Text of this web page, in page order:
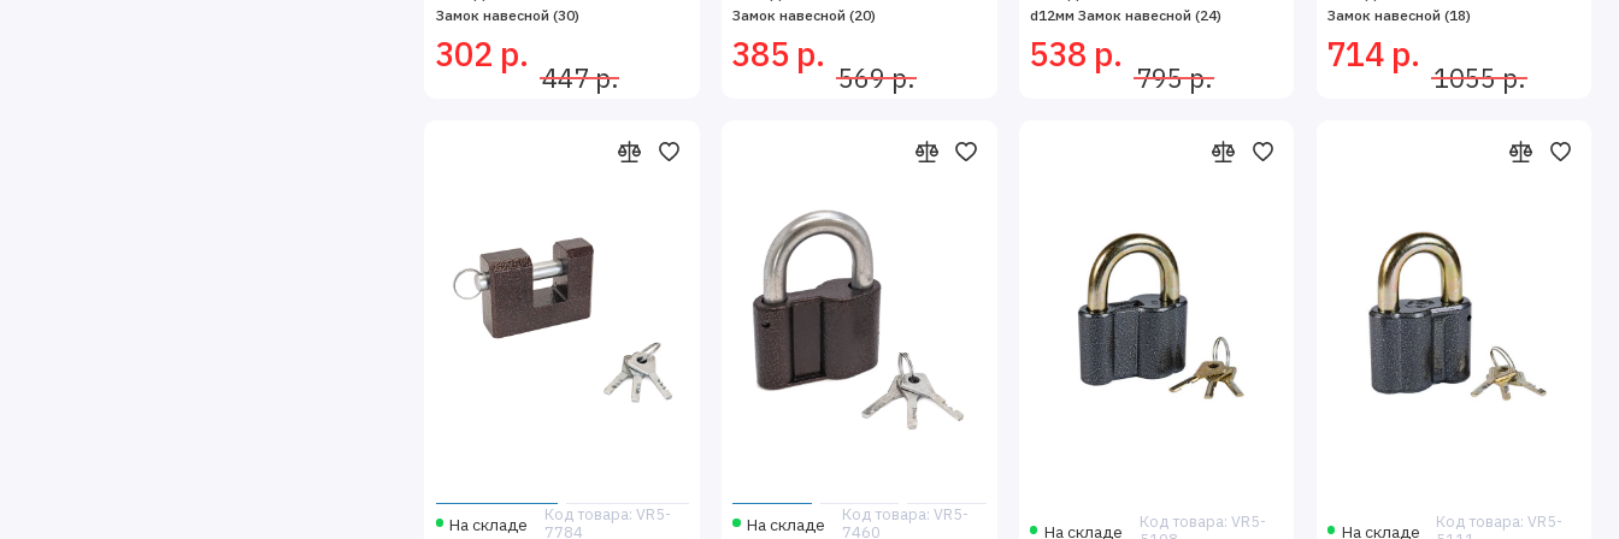
Замок навесной (30)
302 р.
447 р.
Замок навесной (20)
385 р.
569 р.
d12мм Замок навесной (24)
538 р.
795 р.
Замок навесной (18)
714 р.
1055 р.
На складе
Код товара: VR5-
7784
На складе
Код товара: VR5-
7460
На складе
Код товара: VR5-
На складе
Код товара: VR5-